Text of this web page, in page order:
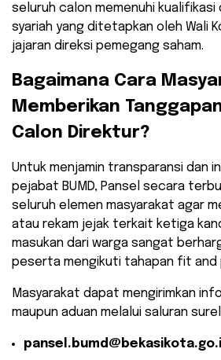
seluruh calon memenuhi kualifikasi
syariah yang ditetapkan oleh Wali
jajaran direksi pemegang saham.
​Bagaimana Cara
Memberikan
Calon Direktur?
​Untuk menjamin transparansi dan
pejabat BUMD, Pansel secara
seluruh elemen masyarakat agar
atau rekam jejak terkait ketiga
masukan dari warga sangat
peserta mengikuti tahapan fit
​Masyarakat dapat mengirimkan
maupun aduan melalui saluran